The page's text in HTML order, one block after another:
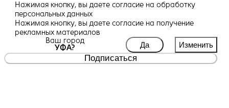
Нажимая кнопку, вы даете согласие на обработку
персональных данных
Нажимая кнопку, вы даете согласие на получение
рекламных материалов
Ваш город
УФА?
Да Изменить
Подписаться